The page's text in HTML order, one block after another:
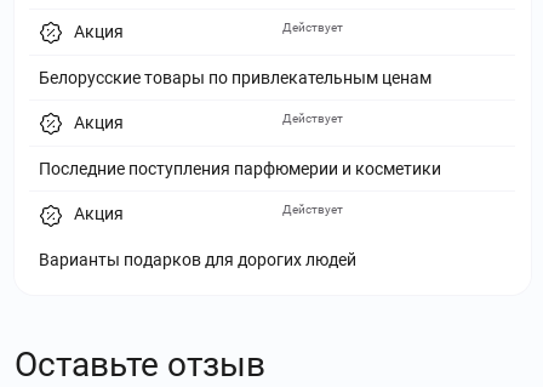
Акция
Белорусские товары по привлекательным ценам
Действует
Акция
Последние поступления парфюмерии и косметики
Действует
Акция
Варианты подарков для дорогих людей
Действует
Оставьте отзыв